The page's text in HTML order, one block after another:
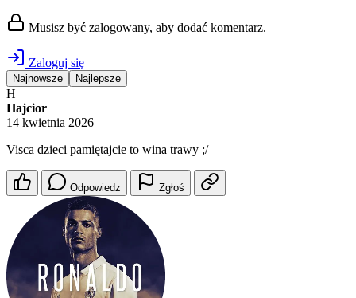
Musisz być zalogowany, aby dodać komentarz.
Zaloguj się
Najnowsze Najlepsze
H
Hajcior
14 kwietnia 2026
Visca dzieci pamiętajcie to wina trawy ;/
Odpowiedz Zgłoś